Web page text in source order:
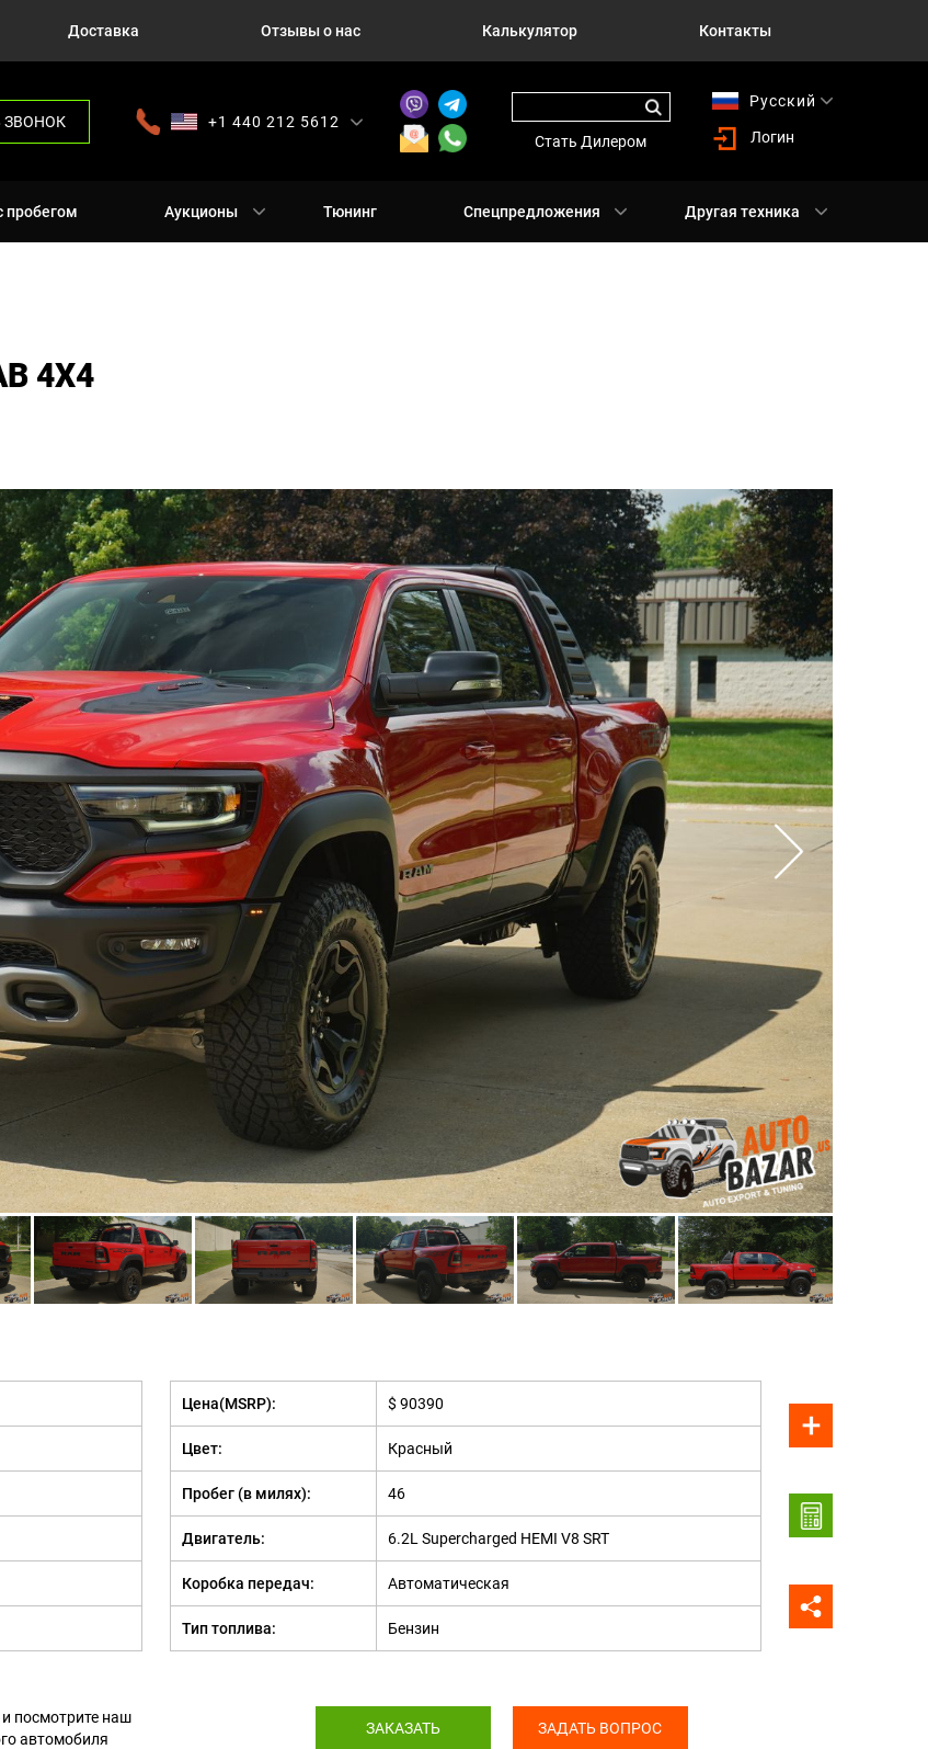
Доставка Отзывы о нас Калькулятор Контакты
ЗВОНОК
+1 440 212 5612
Стать Дилером
Русский
Логин
пробегом Аукционы Тюнинг Спецпредложения Другая техника
4X4
Цена(MSRP): $ 90390
Цвет: Красный
Пробег (в милях): 46
Двигатель: 6.2L Supercharged HEMI V8 SRT
Коробка передач: Автоматическая
Тип топлива: Бензин
посмотрите наш
автомобиля
ЗАКАЗАТЬ ЗАДАТЬ ВОПРОС